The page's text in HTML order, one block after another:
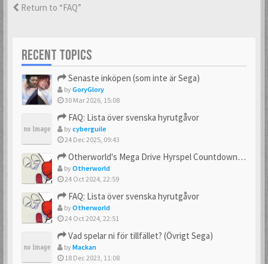
Return to “FAQ”
RECENT TOPICS
Senaste inköpen (som inte är Sega)
byGoryGlory
30 Mar 2026, 15:08
FAQ: Lista över svenska hyrutgåvor
bycyberguile
24 Dec 2025, 09:43
Otherworld's Mega Drive Hyrspel Countdown Tråd!
byOtherworld
24 Oct 2024, 22:59
FAQ: Lista över svenska hyrutgåvor
byOtherworld
24 Oct 2024, 22:51
Vad spelar ni för tillfället? (Övrigt Sega)
byMackan
18 Dec 2023, 11:08